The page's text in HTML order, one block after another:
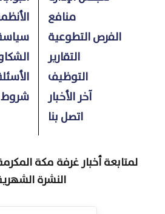
منافع
الفرص التطوعية
التقارير
التوظيف
آخر الأخبار
اتصل بنا
شروط
لمتابعة أخبار غرفة مكة
النشرة